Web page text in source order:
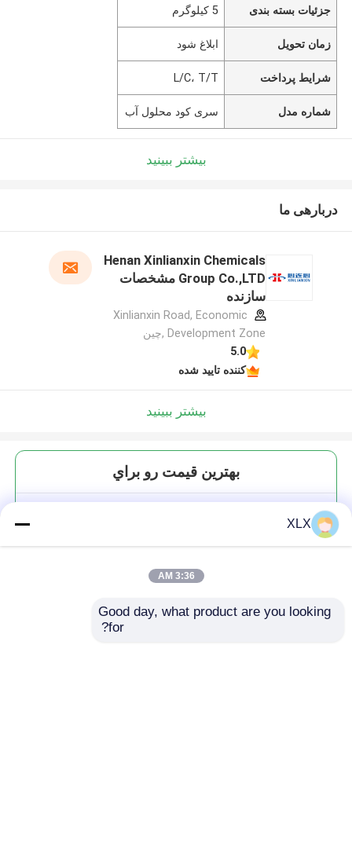
جزئیات بسته بندی 5 کیلوگرم
زمان تحویل ابلاغ شود
شرایط پرداخت L/C، T/T
شماره مدل سری کود محلول آب
بیشتر ببینید
دربارهی ما
Henan Xinlianxin Chemicals
Group Co.,LTD مشخصات
سازنده
Xinlianxin Road, Economic
Development Zone ,چین
5.0
کننده تایید شده
بیشتر ببینید
بهترين قيمت رو براي
XLX
3:36 AM
Good day, what product are you looking
for?